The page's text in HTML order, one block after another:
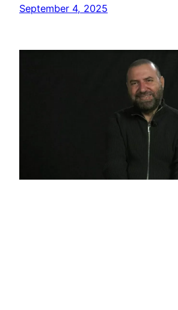
September 4, 2025